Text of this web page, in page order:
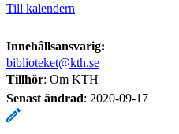
Till kalendern
Innehållsansvarig:
biblioteket@kth.se
Tillhör: Om KTH
Senast ändrad: 2020-09-17